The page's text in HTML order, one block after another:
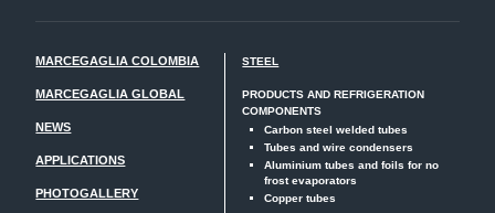
MARCEGAGLIA COLOMBIA
MARCEGAGLIA GLOBAL
NEWS
APPLICATIONS
PHOTOGALLERY
STEEL
PRODUCTS AND REFRIGERATION
COMPONENTS
Carbon steel welded tubes
Tubes and wire condensers
Aluminium tubes and foils for no
frost evaporators
Copper tubes